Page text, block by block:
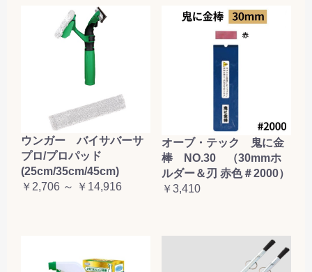
ウンガー バイサバーサ
プロ/プロパッド
(25cm/35cm/45cm)
￥2,706 ～ ￥14,916
オーブ・テック 鬼に金
棒 NO.30 （30mmホ
ルダー＆刃 赤色＃2000）
￥3,410